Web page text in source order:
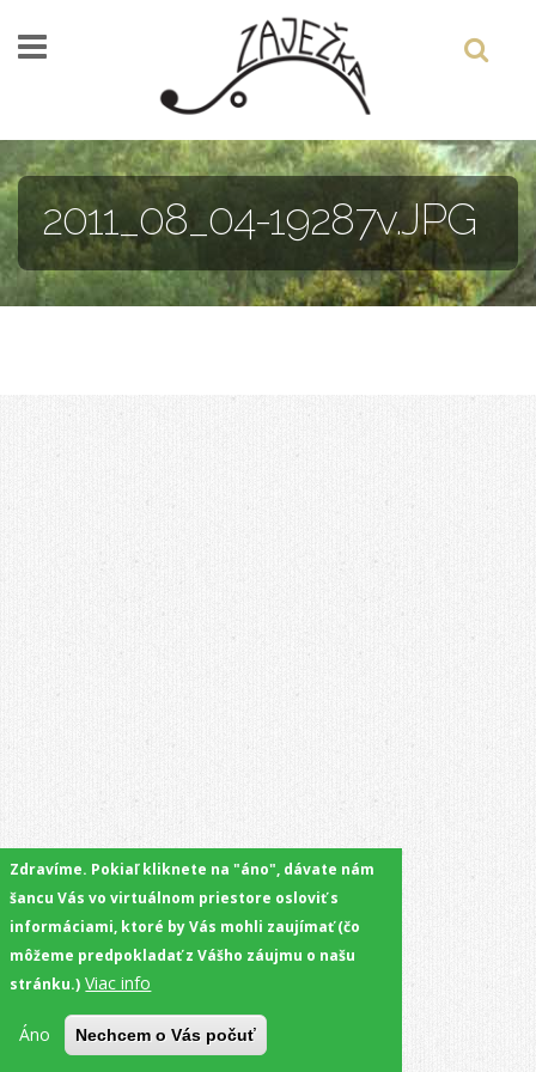
2011_08_04-19287v.JPG
Zdravíme. Pokiaľ kliknete na "áno", dávate nám
šancu Vás vo virtuálnom priestore osloviť s
informáciami, ktoré by Vás mohli zaujímať (čo
môžeme predpokladať z Vášho záujmu o našu
stránku.) Viac info
Áno Nechcem o Vás počuť